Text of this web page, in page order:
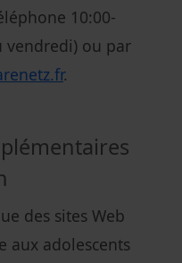
10:00-
vendredi) ou par
.
des sites Web
aux adolescents